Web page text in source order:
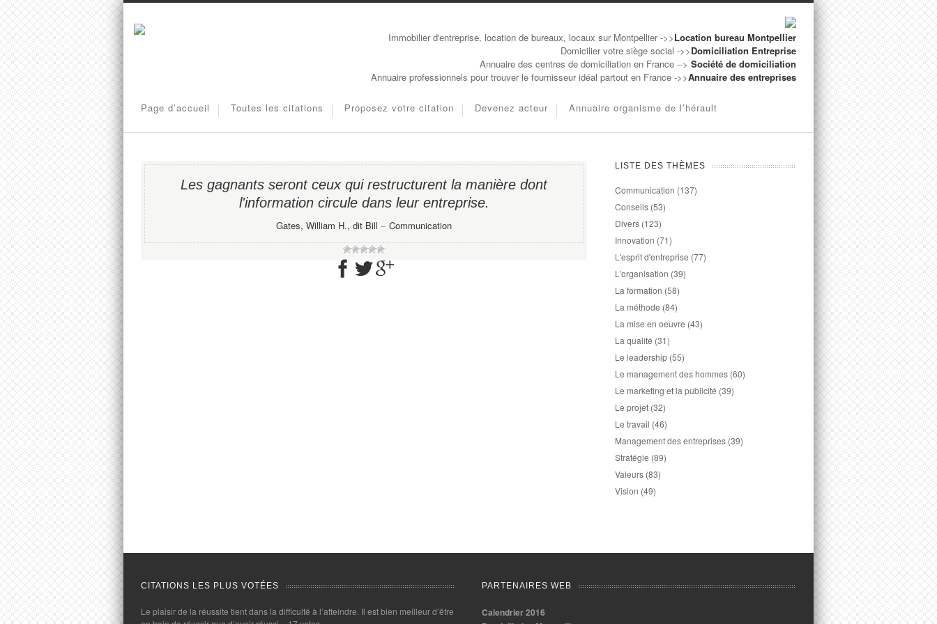
Immobilier d'entreprise, location de bureaux, locaux sur Montpellier ->>Location bureau Montpellier
Domicilier votre siège social ->>Domiciliation Entreprise
Annuaire des centres de domiciliation en France --> Société de domiciliation
Annuaire professionnels pour trouver le fournisseur idéal partout en France ->>Annuaire des entreprises
Page d’accueil Toutes les citations Proposez votre citation Devenez acteur Annuaire organisme de l’hérault
Les gagnants seront ceux qui restructurent la manière dont
l'information circule dans leur entreprise.
Gates, William H., dit Bill − Communication
LISTE DES THÈMES
Communication (137)
Conseils (53)
Divers (123)
Innovation (71)
L'esprit d'entreprise (77)
L'organisation (39)
La formation (58)
La méthode (84)
La mise en oeuvre (43)
La qualité (31)
Le leadership (55)
Le management des hommes (60)
Le marketing et la publicité (39)
Le projet (32)
Le travail (46)
Management des entreprises (39)
Stratégie (89)
Valeurs (83)
Vision (49)
CITATIONS LES PLUS VOTÉES
Le plaisir de la réussite tient dans la difficulté à l’atteindre. Il est bien meilleur d’être
PARTENAIRES WEB
Calendrier 2016